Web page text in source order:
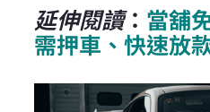
延伸閱讀： 當舖
需押車、快速放